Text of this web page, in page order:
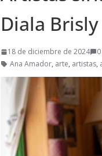
Diala Brisly
18 de diciembre de 2024
Ana Amador, arte, artistas,